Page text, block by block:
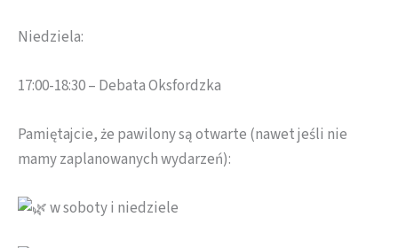
Niedziela:
17:00-18:30 – Debata Oksfordzka
Pamiętajcie, że pawilony są otwarte (nawet jeśli nie
mamy zaplanowanych wydarzeń):
w soboty i niedziele